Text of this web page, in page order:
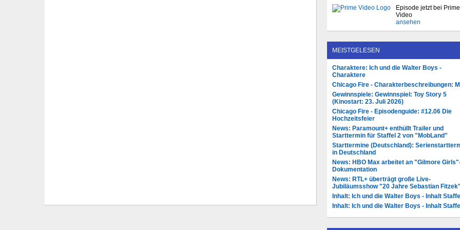
Episode jetzt bei Prime
Video
ansehen
MEISTGELESEN
Charaktere: Ich und die Walter Boys -
Charaktere
Chicago Fire - Charakterbeschreibungen:
Gewinnspiele: Gewinnspiel: Toy Story 5
(Kinostart: 23. Juli 2026)
Chicago Fire - Episodenguide: #12.06 Die
Hochzeitsfeier
News: Paramount+ enthüllt Trailer und
Starttermin für Staffel 2 von "MobLand"
Starttermine (Deutschland):
in Deutschland
News: HBO Max arbeitet an "Gilmore
Dokumentation
News: RTL+ überträgt große Live-
Jubiläumsshow "20 Jahre Sebastian Fitzek"
Inhalt: Ich und die Walter Boys - Inhalt
Inhalt: Ich und die Walter Boys - Inhalt